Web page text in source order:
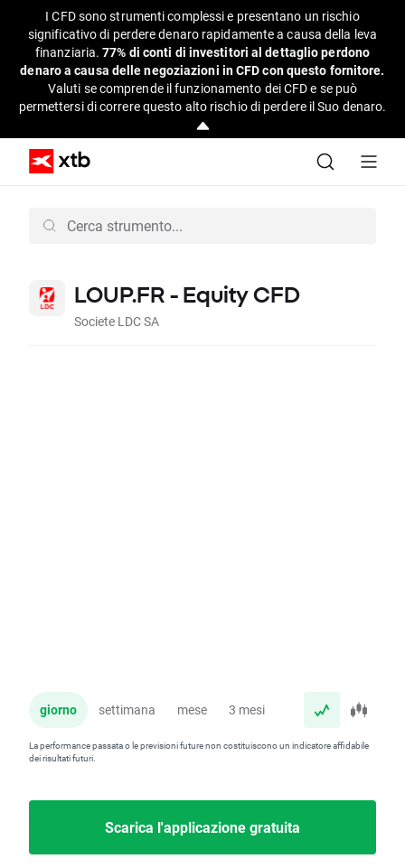
I CFD sono strumenti complessi e presentano un rischio
significativo di perdere denaro rapidamente a causa della leva
finanziaria.77% di conti di investitori al dettaglio perdono
denaro a causa delle negoziazioni in CFD con questo fornitore.
Valuti se comprende il funzionamento dei CFD e se può
permettersi di correre questo alto rischio di perdere il Suo denaro.
LOUP.FR - Equity CFD
Societe LDC SA
giorno settimana mese 3 mesi anno
La performance passata o le previsioni future non costituiscono un indicatore affidabile
dei risultati futuri.
Scarica l'applicazione gratuita